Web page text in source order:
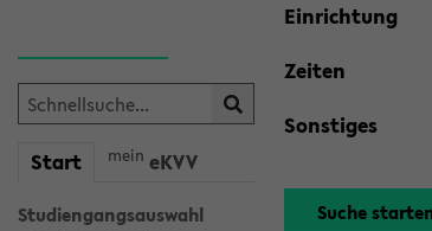
Start mein eKVV
Studiengangsauswahl
Einrichtung
Zeiten
Sonstiges